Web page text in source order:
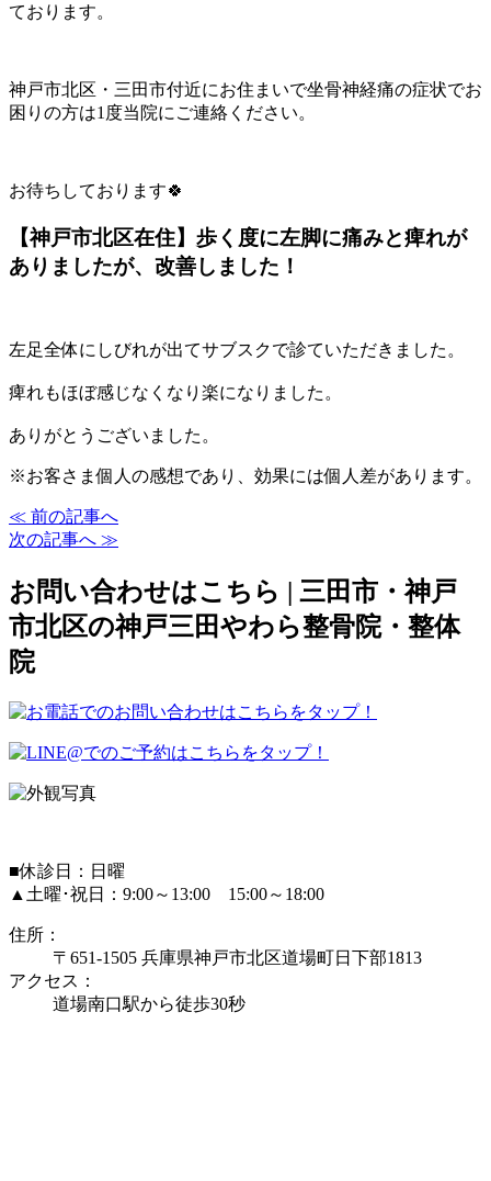
ております。
神戸市北区・三田市付近にお住まいで坐骨神経痛の症状でお
困りの方は1度当院にご連絡ください。
お待ちしております🍀
【神戸市北区在住】歩く度に左脚に痛みと痺れが
ありましたが、改善しました！
左足全体にしびれが出てサブスクで診ていただきました。
痺れもほぼ感じなくなり楽になりました。
ありがとうございました。
※お客さま個人の感想であり、効果には個人差があります。
≪ 前の記事へ
次の記事へ ≫
お問い合わせはこちら | 三田市・神戸
市北区の神戸三田やわら整骨院・整体
院
■休診日：日曜
▲土曜･祝日：9:00～13:00 15:00～18:00
住所：
〒651-1505 兵庫県神戸市北区道場町日下部1813
アクセス：
道場南口駅から徒歩30秒